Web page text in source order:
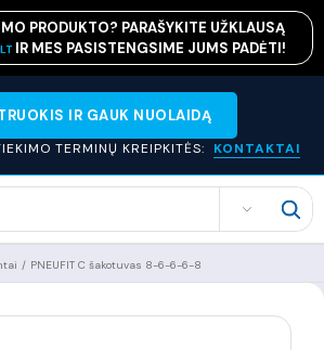
PRODUKTO? PARAŠYKITE UŽKLAUSĄ
IR MES PASISTENGSIME JUMS PADĖTI!
IR GAUK NUOLAIDĄ
TERMINŲ KREIPKITĖS: KONTAKTAI
SEARCH
PNEUFIT C šakotuvas 8-6-6-6-8
/